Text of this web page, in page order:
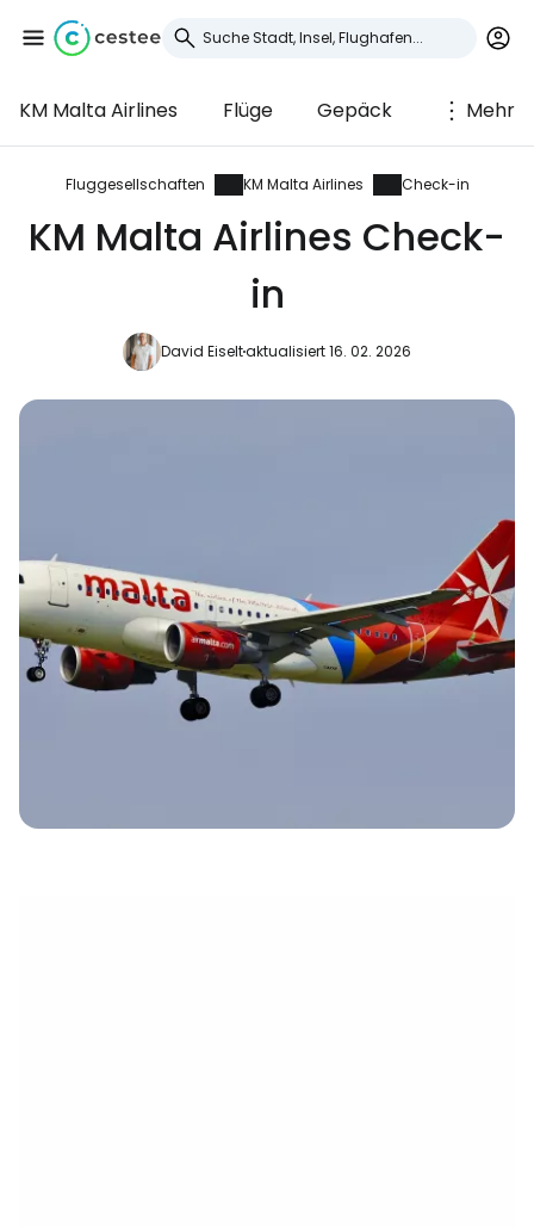
KM Malta Airlines Flüge Gepäck Mehr
Fluggesellschaften KM Malta Airlines Check-in
KM Malta Airlines Check-
in
David Eiseltaktualisiert 16. 02. 2026
Anmeldung bei
Cestee
... die weltweite Reise-Community